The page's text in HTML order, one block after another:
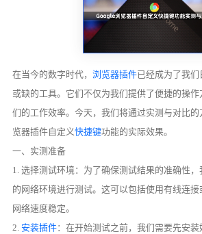
在当今的数字时代，浏览器插件已经成为了我
或缺的工具。它们不仅为我们提供了便捷的操
们的工作效率。今天，我们将通过实测与对比的
览器插件自定义快捷键功能的实际效果。
一、实测准备
1. 选择测试环境：为了确保测试结果的准确性
的网络环境进行测试。这可以包括使用有线连
网络速度稳定。
2.安装插件：在开始测试之前，我们需要先安装